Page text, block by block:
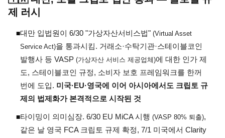
제 러시
◾대만 입법원이 6/30 "가상자산서비스법" (Virtual Asset
Service Act)을 통과시킴. 거래소·수탁기관·스테이블코인
발행사 등 VASP (가상자산 서비스 제공업체)에 대한 인가 제
도, 스테이블코인 규정, 소비자 보호 프레임워크를 한꺼
번에 도입. 미국·EU·영국에 이어 아시아에서도 크립토 규
제의 법제화가 본격적으로 시작된 것
◾타이밍이 의미심장. 6/30 EU MiCA 시행 (VASP 80% 퇴출),
같은 날 영국 FCA 크립토 규제 확정, 7/1 미국에서 Clarity